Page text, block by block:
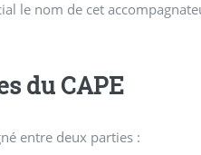
le nom de cet
du CAPE
entre deux parties :